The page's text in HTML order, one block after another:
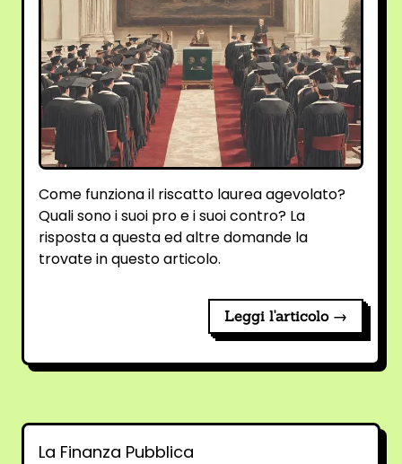
Come funziona il riscatto laurea agevolato?
Quali sono i suoi pro e i suoi contro? La
risposta a questa ed altre domande la
trovate in questo articolo.
Leggi l'articolo →
La Finanza Pubblica